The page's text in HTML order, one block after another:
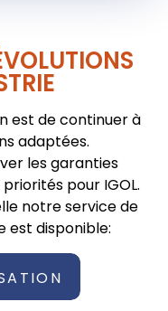
est de continuer à
adaptées.
les garanties
pour IGOL.
notre service de
est disponible: